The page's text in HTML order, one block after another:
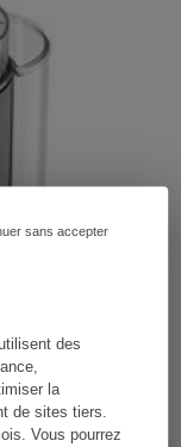
des
la
de sites tiers.
Vous pourrez
sans accepter